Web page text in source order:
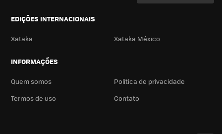
EDIÇÕES INTERNACIONAIS
Xataka Xataka México
INFORMAÇÕES
Quem somos
Política de privacidade
Termos de uso
Contato